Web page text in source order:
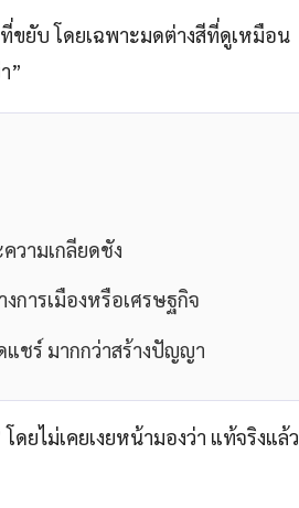
ที่ขยับ โดยเฉพาะมดต่างสีที่ดูเหมือน
”
วามเกลียดชัง
การเมืองหรือเศรษฐกิจ
ชร์ มากกว่าสร้างปัญญา
ยไม่เคยเงยหน้ามองว่า แท้จริงแล้ว